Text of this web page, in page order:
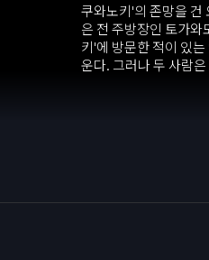
쿠와노키'의 존망을 건
은 전 주방장인 토가
키'에 방문한 적이 있
운다. 그러나 두 사람
기 위해 아마네를 해